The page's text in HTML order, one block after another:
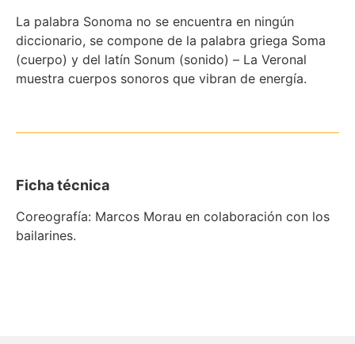
La palabra Sonoma no se encuentra en ningún
diccionario, se compone de la palabra griega Soma
(cuerpo) y del latín Sonum (sonido) – La Veronal
muestra cuerpos sonoros que vibran de energía.
Ficha técnica
Coreografía: Marcos Morau en colaboración con los
bailarines.